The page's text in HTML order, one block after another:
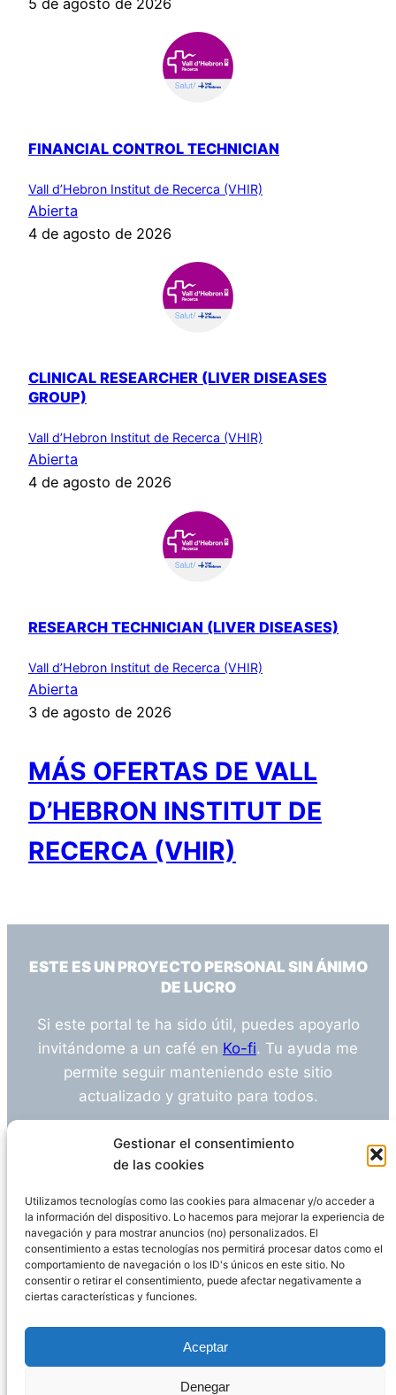
Gestionar el consentimiento
de las cookies
Utilizamos tecnologías como las cookies para almacenar y/o acceder a
la información del dispositivo. Lo hacemos para mejorar la experiencia de
navegación y para mostrar anuncios (no) personalizados. El
consentimiento a estas tecnologías nos permitirá procesar datos como el
comportamiento de navegación o los ID's únicos en este sitio. No
consentir o retirar el consentimiento, puede afectar negativamente a
ciertas características y funciones.
Aceptar
Denegar
FINANCIAL CONTROL TECHNICIAN
Vall d’Hebron Institut de Recerca (VHIR)
Abierta
4 de agosto de 2026
CLINICAL RESEARCHER (LIVER DISEASES
GROUP)
Vall d’Hebron Institut de Recerca (VHIR)
Abierta
4 de agosto de 2026
RESEARCH TECHNICIAN (LIVER DISEASES)
Vall d’Hebron Institut de Recerca (VHIR)
Abierta
3 de agosto de 2026
MÁS OFERTAS DE VALL
D’HEBRON INSTITUT DE
RECERCA (VHIR)
ESTE ES UN PROYECTO PERSONAL SIN ÁNIMO
DE LUCRO
Si este portal te ha sido útil, puedes apoyarlo
invitándome a un café en Ko-fi. Tu ayuda me
permite seguir manteniendo este sitio
actualizado y gratuito para todos.
¿Tienes alguna duda o sugerencia? Escríbeme
info@empleosanitarioinvestigacion.es
Descargo de Responsabilidad
Declaración de Privacidad Política de cookies
WordPress